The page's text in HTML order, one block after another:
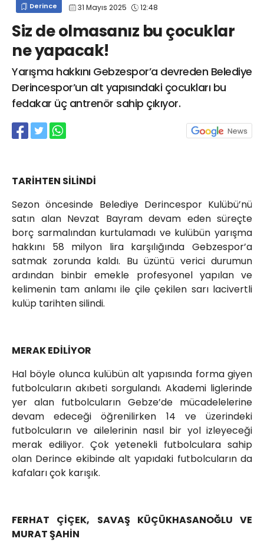
Derince 31 Mayıs 2025 12:48
Siz de olmasanız bu çocuklar
ne yapacak!
Yarışma hakkını Gebzespor’a devreden Belediye
Derincespor’un alt yapısındaki çocukları bu
fedakar üç antrenör sahip çıkıyor.
TARİHTEN SİLİNDİ
Sezon öncesinde Belediye Derincespor Kulübü’nü
satın alan Nevzat Bayram devam eden süreçte
borç sarmalından kurtulamadı ve kulübün yarışma
hakkını 58 milyon lira karşılığında Gebzespor’a
satmak zorunda kaldı. Bu üzüntü verici durumun
ardından binbir emekle profesyonel yapılan ve
kelimenin tam anlamı ile çile çekilen sarı lacivertli
kulüp tarihten silindi.
MERAK EDİLİYOR
Hal böyle olunca kulübün alt yapısında forma giyen
futbolcuların akıbeti sorgulandı. Akademi liglerinde
yer alan futbolcuların Gebze’de mücadelelerine
devam edeceği öğrenilirken 14 ve üzerindeki
futbolcuların ve ailelerinin nasıl bir yol izleyeceği
merak ediliyor. Çok yetenekli futbolculara sahip
olan Derince ekibinde alt yapıdaki futbolcuların da
kafaları çok karışık.
FERHAT ÇİÇEK, SAVAŞ KÜÇÜKHASANOĞLU VE
MURAT ŞAHİN
info@spor41.com